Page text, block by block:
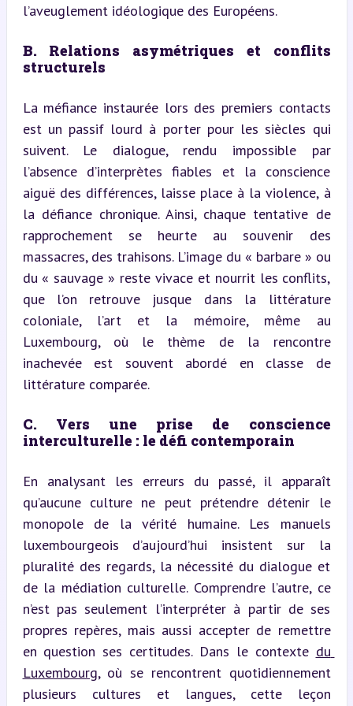
l’aveuglement idéologique des Européens.
B. Relations asymétriques et conflits
structurels
La méfiance instaurée lors des premiers contacts
est un passif lourd à porter pour les siècles qui
suivent. Le dialogue, rendu impossible par
l’absence d’interprètes fiables et la conscience
aiguë des différences, laisse place à la violence, à
la défiance chronique. Ainsi, chaque tentative de
rapprochement se heurte au souvenir des
massacres, des trahisons. L’image du « barbare » ou
du « sauvage » reste vivace et nourrit les conflits,
que l’on retrouve jusque dans la littérature
coloniale, l’art et la mémoire, même au
Luxembourg, où le thème de la rencontre
inachevée est souvent abordé en classe de
littérature comparée.
C. Vers une prise de conscience
interculturelle : le défi contemporain
En analysant les erreurs du passé, il apparaît
qu’aucune culture ne peut prétendre détenir le
monopole de la vérité humaine. Les manuels
luxembourgeois d’aujourd’hui insistent sur la
pluralité des regards, la nécessité du dialogue et
de la médiation culturelle. Comprendre l’autre, ce
n’est pas seulement l’interpréter à partir de ses
propres repères, mais aussi accepter de remettre
en question ses certitudes. Dans le contexte du
Luxembourg, où se rencontrent quotidiennement
plusieurs cultures et langues, cette leçon